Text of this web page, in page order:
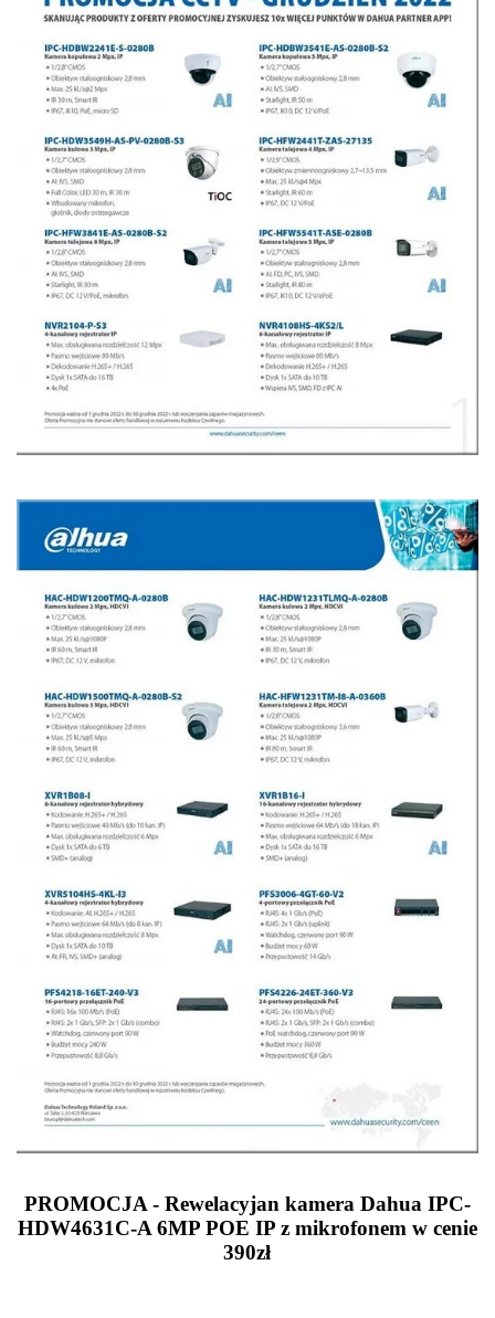
PROMOCJA - Rewelacyjan kamera Dahua IPC-
HDW4631C-A 6MP POE IP z mikrofonem w cenie
390zł